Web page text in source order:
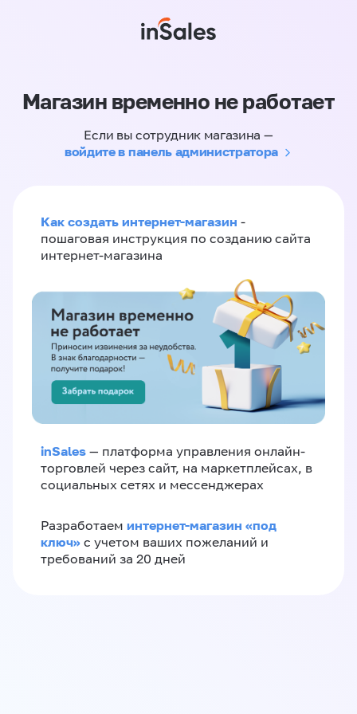
Магазин временно не работает
Если вы сотрудник магазина —
войдите в панель администратора
Как создать интернет-магазин -
пошаговая инструкция по созданию сайта
интернет-магазина
inSales — платформа управления онлайн-
торговлей через сайт, на маркетплейсах, в
социальных сетях и мессенджерах
Разработаем интернет-магазин «‎под
ключ»‎ с учетом ваших пожеланий и
требований за 20 дней